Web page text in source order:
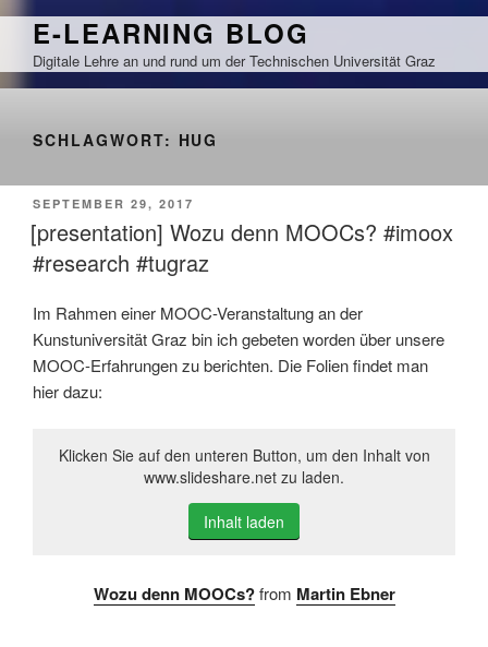
Zum
springen
E-LEARNING BLOG
Digitale Lehre an und rund um der Technischen Universität Graz
SCHLAGWORT: HUG
VERÖFFENTLICHT
AM
SEPTEMBER 29, 2017
[presentation] Wozu denn MOOCs? #imoox
#research #tugraz
Im Rahmen einer MOOC-Veranstaltung an der
Kunstuniversität Graz bin ich gebeten worden über unsere
MOOC-Erfahrungen zu berichten. Die Folien findet man
hier dazu:
Klicken Sie auf den unteren Button, um den Inhalt von
www.slideshare.net zu laden.
Inhalt laden
Wozu denn MOOCs? from Martin Ebner